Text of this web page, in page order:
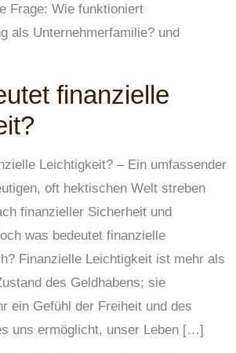
Frage: Wie funktioniert
als Unternehmerfamilie? und
finanzielle
Leichtigkeit? – Ein umfassender
oft hektischen Welt streben
finanzieller Sicherheit und
was bedeutet finanzielle
Finanzielle Leichtigkeit ist mehr als
des Geldhabens; sie
ein Gefühl der Freiheit und des
uns ermöglicht, unser Leben […]